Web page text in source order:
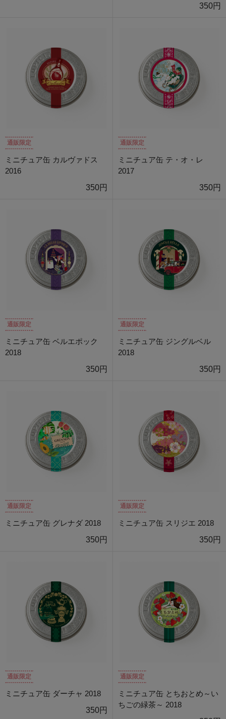
350円
通販限定
ミニチュア缶 カルヴァドス
2016
350円
通販限定
ミニチュア缶 テ・オ・レ
2017
350円
通販限定
ミニチュア缶 ベルエポック
2018
350円
通販限定
ミニチュア缶 ジングルベル
2018
350円
通販限定
ミニチュア缶 グレナダ 2018
350円
通販限定
ミニチュア缶 スリジエ 2018
350円
通販限定
ミニチュア缶 ダーチャ 2018
350円
通販限定
ミニチュア缶 とちおとめ～い
ちごの緑茶～ 2018